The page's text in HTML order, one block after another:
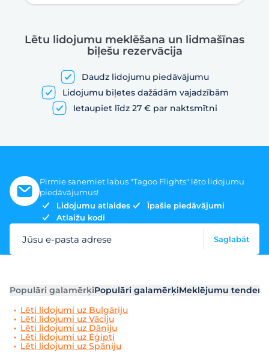
Lētu lidojumu meklēšana un lidmašīnas
biļešu rezervācija
Daudz lidojumu piedāvājumu
Lidojumu biļetes dažādām vajadzībām
Ietaupiet līdz 27 € par naktsmītni
Pirmie saņemiet labus "Tagoo Flights" lēto lidojumu
piedāvājumus!
Lidojumu atlaides
Īpašie piedāvājumi
Atlaižu kodi
Jūsu e-pasta adrese Saglabāt
Populāri galamērķiPopulāri galamērķiMeklējumu
Lēti lidojumi uz Bulgāriju
Lēti lidojumi uz Vāciju
Lēti lidojumi uz Dāniju
Lēti lidojumi uz Ēģipti
Lēti lidojumi uz Spāniju